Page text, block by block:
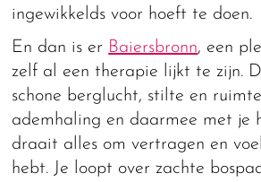
ingewikkelds voor hoeft te doen.
En dan is er Baiersbronn, een
zelf al een therapie lijkt te zijn.
schone berglucht, stilte en
ademhaling en daarmee met je
draait alles om vertragen en
hebt. Je loopt over zachte